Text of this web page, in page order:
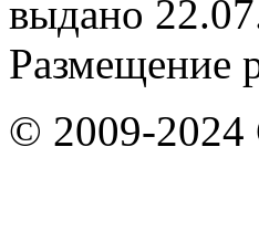
выдано
Размещение
© 2009-2024